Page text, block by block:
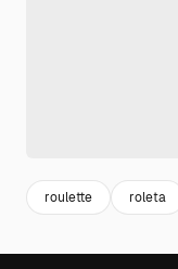
roulette roleta